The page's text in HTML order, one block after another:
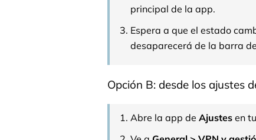
principal de la app.
Espera a que el estado
desaparecerá de la barra
Opción B: desde los ajustes
Abre la app de Ajustes en